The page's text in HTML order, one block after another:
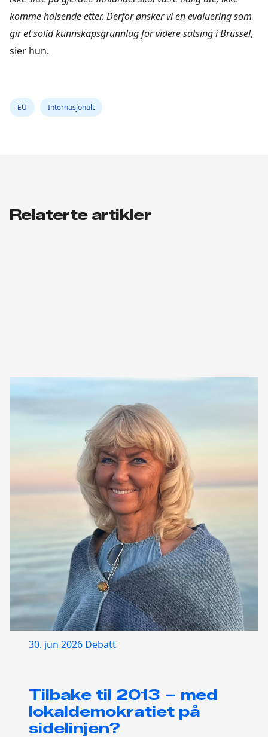
komme halsende etter. Derfor ønsker vi en evaluering som
gir et solid kunnskapsgrunnlag for videre satsing i Brussel,
sier hun.
EU Internasjonalt
Relaterte artikler
30. jun 2026 Debatt
Tilbake til 2013 – med
lokaldemokratiet på
sidelinjen?